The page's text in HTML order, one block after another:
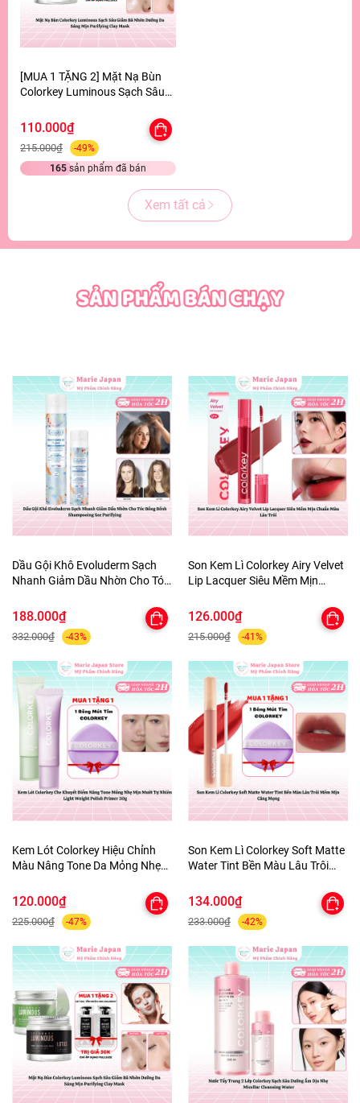
[MUA 1 TẶNG 2] Mặt Nạ Bùn
Colorkey Luminous Sạch Sâu
Mịn Purifying Clay Mask -
TẶNG SET SAMPLE 2 GEL TẮM
110.000₫
215.000₫
-49%
165 sản phẩm đã bán
Xem tất cả
Dầu Gội Khô Evoluderm Sạch
Nhanh Giảm Dầu Nhờn Cho Tóc
Purifying
188.000₫
332.000₫ -43%
Son Kem Lì Colorkey Airy Velvet
Lip Lacquer Siêu Mềm Mịn
126.000₫
215.000₫ -41%
Kem Lót Colorkey Hiệu Chỉnh
Màu Nâng Tone Da Mỏng Nhẹ
Primer 30g - TẶNG 1 BÔNG MÚT
120.000₫
225.000₫ -47%
Son Kem Lì Colorkey Soft Matte
Water Tint Bền Màu Lâu Trôi
MÚT TÍM
134.000₫
233.000₫ -42%